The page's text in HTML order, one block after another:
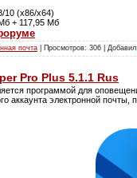
10 (x86/x64)
+ 117,95 Мб
почта | Просмотров: 306 | Добавил:
Pro Plus 5.1.1 Rus
программой для
аккаунта электронной